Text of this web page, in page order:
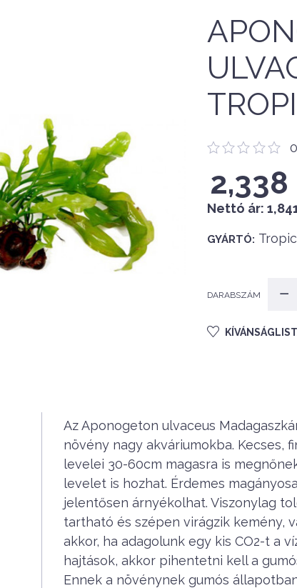
2,338
Nettó ár:
GYÁRTÓ:
DARABSZÁM
Az Aponogeton ulvaceus
növény nagy akváriumokba. Kecses,
levelei 30-60cm magasra is
levelet is hozhat. Érdemes
jelentősen árnyékolhat. Viszonylag
tartható és szépen virágzik kemény,
akkor, ha adagolunk egy kis CO2-t a
hajtások, akkor pihentetni kell a
Ennek a növénynek gumós